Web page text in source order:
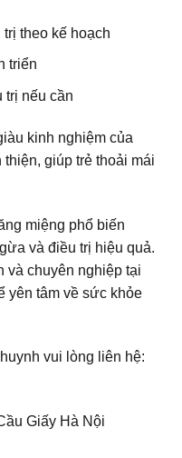
theo kế hoạch
triển
nếu cần
kinh nghiệm của
giúp trẻ thoải mái
miệng phổ biến
và điều trị hiệu quả.
và chuyên nghiệp tại
yên tâm về sức khỏe
vui lòng liên hệ:
Giấy Hà Nội